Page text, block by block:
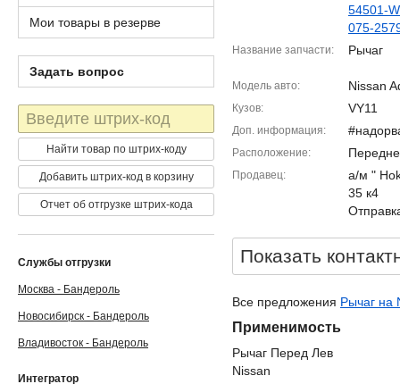
54501-
075-
Название запчасти Рычаг
Модель авто Nissan
Кузов VY11
Доп. информация
Расположение
Продавец
а/м "
35 к4
Показать
Все предложения Рычаг на
Применимость
Рычаг Перед Лев
Nissan
Мои товары в резерве
Задать вопрос
Штрих-
код
Найти товар по штрих-коду
Добавить штрих-код в корзину
Отчет об отгрузке штрих-кода
Службы отгрузки
Москва - Бандероль
Новосибирск - Бандероль
Владивосток - Бандероль
Интегратор